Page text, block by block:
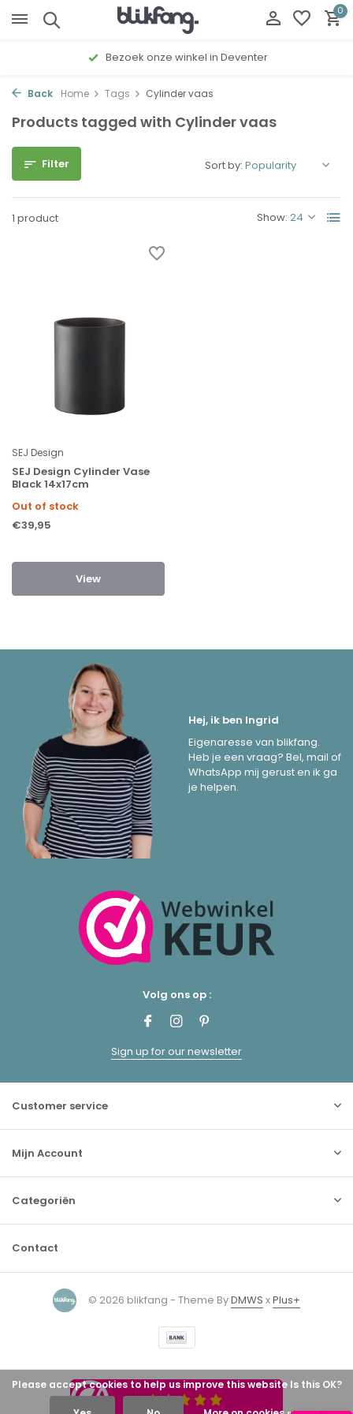
0
Bezoek onze winkel in Deventer
Back Home Tags Cylinder vaas
Products tagged with Cylinder vaas
Filter
1 product Show:
Sort by:
SEJ Design
SEJ Design Cylinder Vase
Black 14x17cm
Out of stock
€39,95
View
Hej, ik ben Ingrid
Eigenaresse van blikfang.
Heb je een vraag? Bel, mail of
WhatsApp mij gerust en ik ga
je helpen.
Volg ons op :
Sign up for our newsletter
Customer service
Mijn Account
Categoriën
Contact
© 2026 blikfang - Theme ByDMWS xPlus+
Please accept cookies to help us improve this website Is this OK?